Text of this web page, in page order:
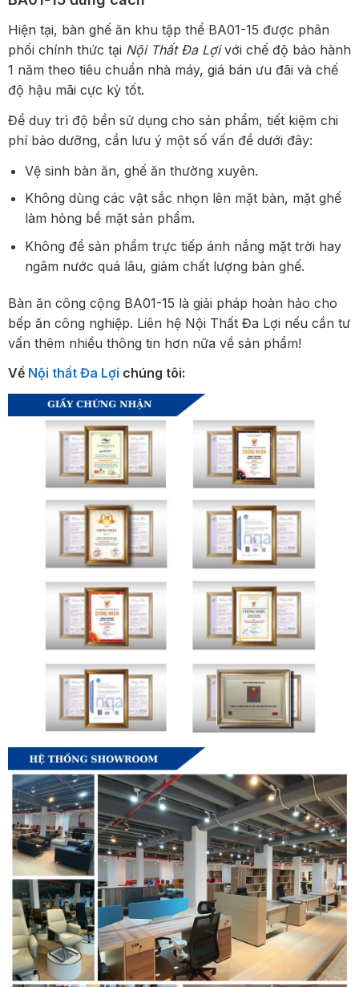
Hiện tại, bàn ghế ăn khu tập thể BA01-15 được phân
phối chính thức tại Nội Thất Đa Lợivới chế độ bảo hành
1 năm theo tiêu chuẩn nhà máy, giá bán ưu đãi và chế
độ hậu mãi cực kỳ tốt.
Để duy trì độ bền sử dụng cho sản phẩm, tiết kiệm chi
phí bảo dưỡng, cần lưu ý một số vấn đề dưới đây:
Vệ sinh bàn ăn, ghế ăn thường xuyên.
Không dùng các vật sắc nhọn lên mặt bàn, mặt ghế
làm hỏng bề mặt sản phẩm.
Không để sản phẩm trực tiếp ánh nắng mặt trời hay
ngâm nước quá lâu, giảm chất lượng bàn ghế.
Bàn ăn công cộng BA01-15 là giải pháp hoàn hảo cho
bếp ăn công nghiệp. Liên hệ Nội Thất Đa Lợi nếu cần tư
vấn thêm nhiều thông tin hơn nữa về sản phẩm!
Về Nội thất Đa Lợi chúng tôi: